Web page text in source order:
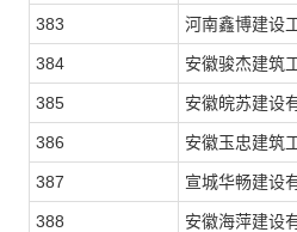
383 河南鑫博建设
384 安徽骏杰建筑
385 安徽皖苏建设
386 安徽玉忠建筑
387 宣城华畅建设
388 安徽海萍建设